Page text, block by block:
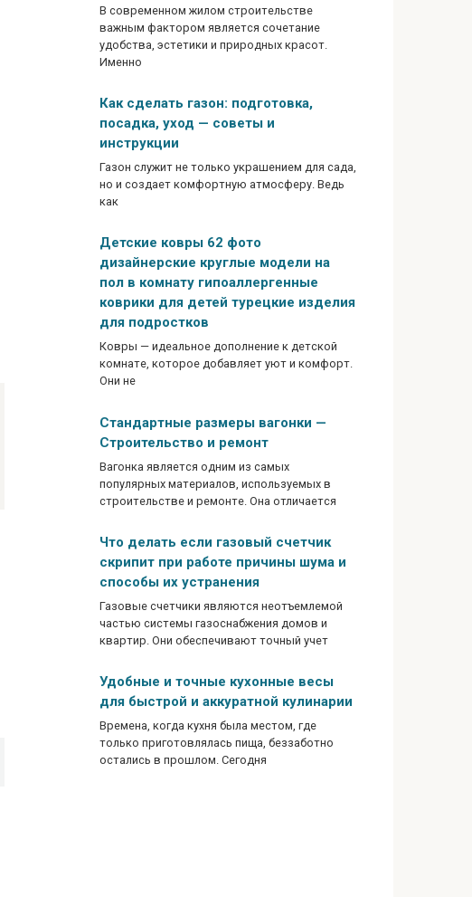
В современном жилом строительстве
важным фактором является сочетание
удобства, эстетики и природных красот.
Именно
Как сделать газон: подготовка,
посадка, уход — советы и
инструкции
Газон служит не только украшением для сада,
но и создает комфортную атмосферу. Ведь
как
Детские ковры 62 фото
дизайнерские круглые модели на
пол в комнату гипоаллергенные
коврики для детей турецкие изделия
для подростков
Ковры — идеальное дополнение к детской
комнате, которое добавляет уют и комфорт.
Они не
Стандартные размеры вагонки —
Строительство и ремонт
Вагонка является одним из самых
популярных материалов, используемых в
строительстве и ремонте. Она отличается
Что делать если газовый счетчик
скрипит при работе причины шума и
способы их устранения
Газовые счетчики являются неотъемлемой
частью системы газоснабжения домов и
квартир. Они обеспечивают точный учет
Удобные и точные кухонные весы
для быстрой и аккуратной кулинарии
Времена, когда кухня была местом, где
только приготовлялась пища, беззаботно
остались в прошлом. Сегодня